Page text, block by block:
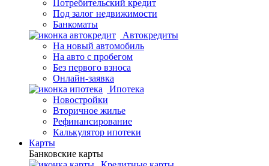
Потребительский кредит
Под залог недвижимости
Банкоматы
Автокредиты
На новый автомобиль
На авто с пробегом
Без первого взноса
Онлайн-заявка
Ипотека
Новостройки
Вторичное жилье
Рефинансирование
Калькулятор ипотеки
Карты
Банковские карты